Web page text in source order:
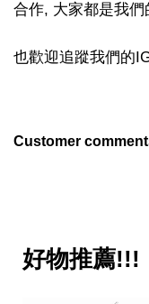
合作, 大家都是我們
也歡迎追蹤我們的
Customer
好物推薦!!!